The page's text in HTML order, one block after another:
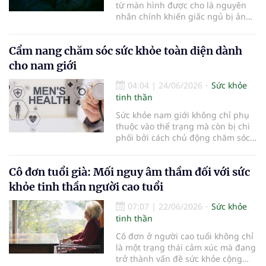
từ màn hình được cho là nguyên
nhân chính khiến giấc ngủ bị ảnh
tranh phức tạp hơn tưởng tượng...
Cẩm nang chăm sóc sức khỏe toàn diện dành
cho nam giới
04:04 | 24/06/2026
Sức khỏe
tinh thần
Sức khỏe nam giới không chỉ phụ
thuộc vào thể trạng mà còn bị chi
phối bởi cách chủ động chăm sóc
quen và nhận thức có thể tạo ra
khác biệt lớn về lâu dài...
Cô đơn tuổi già: Mối nguy âm thầm đối với sức
khỏe tinh thần người cao tuổi
07:07 | 22/06/2026
Sức khỏe
tinh thần
Cô đơn ở người cao tuổi không chỉ
là một trạng thái cảm xúc mà đang
trở thành vấn đề sức khỏe cộng